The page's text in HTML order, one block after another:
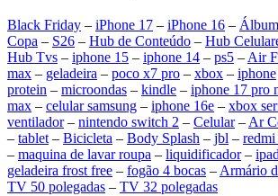
Black Friday – iPhone 17 – iPhone 16 –
Copa – S26 – Hub de Conteúdo – Hub
Hub Tvs – iphone 15 – iphone 14 – ps5 – Air
max – geladeira – poco x7 pro – xbox – iphone
protein – microondas – kindle – iphone 17 pro
max – celular samsung – iphone 16e – xbox
ventilador– nintendo switch 2 – Celular– Ar
– tablet – Bicicleta – Body Splash – jbl – redmi
– maquina de lavar roupa – liquidificador– ipad
geladeira frost free – fogão 4 bocas – Armário
TV 50 polegadas – TV 32 polegadas